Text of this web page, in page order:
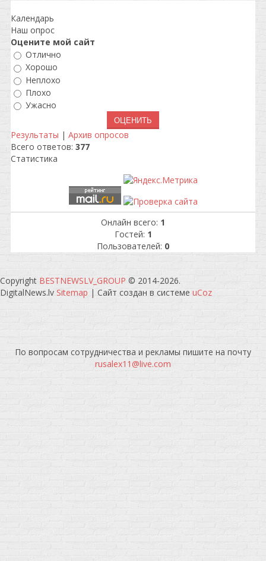
Календарь
Наш опрос
Оцените мой сайт
Отлично
Хорошо
Неплохо
Плохо
Ужасно
Результаты | Архив опросов
Всего ответов: 377
Статистика
Онлайн всего: 1
Гостей: 1
Пользователей: 0
Copyright BESTNEWSLV_GROUP © 2014-2026.
DigitalNews.lv Sitemap | Сайт создан в системе uCoz
По вопросам сотрудничества и рекламы пишите на почту
rusalex11@live.com